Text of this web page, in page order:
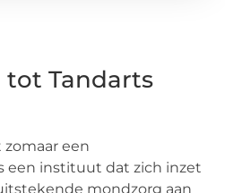
tot Tandarts
zomaar een
een instituut dat zich inzet
mondzorg aan